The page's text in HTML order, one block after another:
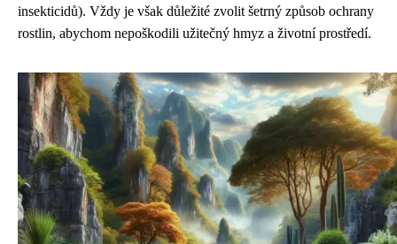
insekticidů). Vždy je však důležité zvolit šetrný způsob ochrany
rostlin, abychom nepoškodili užitečný hmyz a životní prostředí.